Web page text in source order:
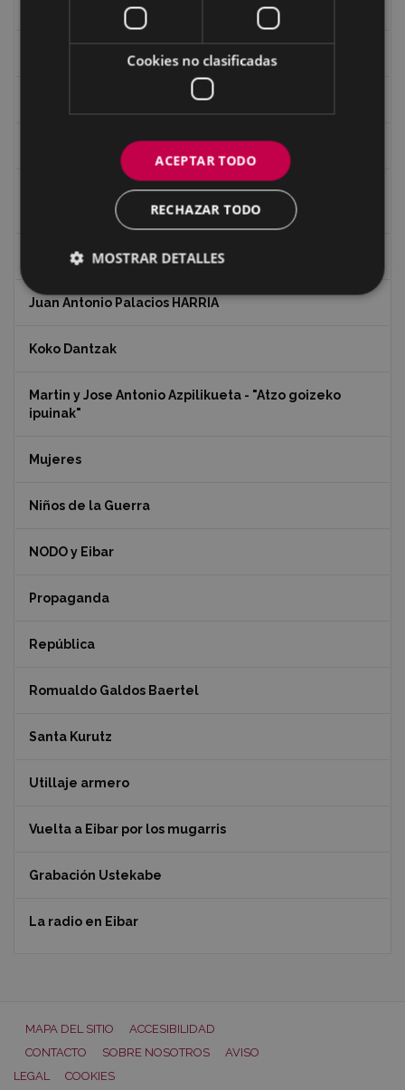
Ignacio Zuloaga (1870-2020)
Ignacio Zuloaga, cuadros del autor en las tiendas de
Indalecio Ojanguren Diputación de Gipuzkoa
Juan Antonio Palacios HARRIA
Koko Dantzak
Martin y Jose Antonio Azpilikueta - "Atzo goizeko
ipuinak"
Mujeres
Niños de la Guerra
NODO y Eibar
Propaganda
República
Romualdo Galdos Baertel
Santa Kurutz
Utillaje armero
Vuelta a Eibar por los mugarris
Grabación Ustekabe
La radio en Eibar
MAPA DEL SITIO
ACCESIBILIDAD
CONTACTO
SOBRE NOSOTROS
AVISO
LEGAL
COOKIES
Cookies no clasificadas
ACEPTAR TODO
RECHAZAR TODO
MOSTRAR DETALLES